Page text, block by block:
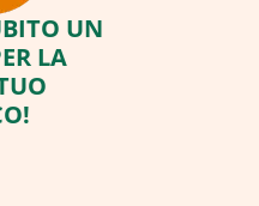
UN
LA